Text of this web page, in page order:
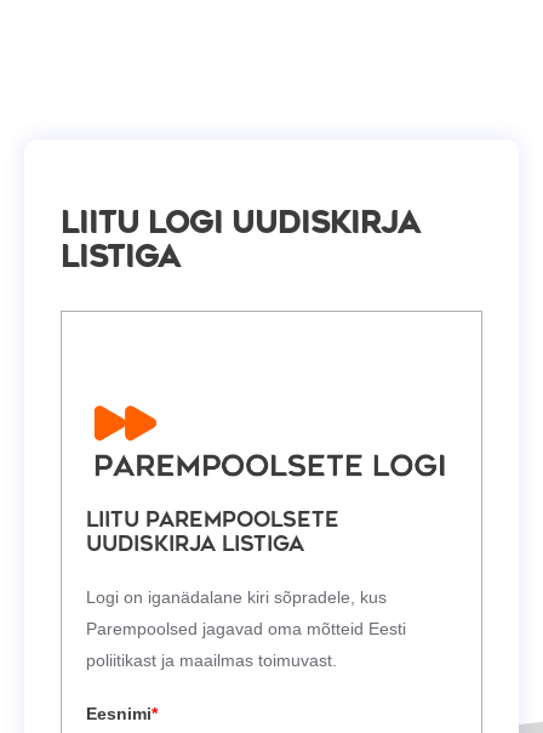
Liitu Logi uudiskirja
listiga
Liitu Parempoolsete
uudiskirja listiga
Logi on iganädalane kiri sõpradele, kus
Parempoolsed jagavad oma mõtteid Eesti
poliitikast ja maailmas toimuvast.
Eesnimi*